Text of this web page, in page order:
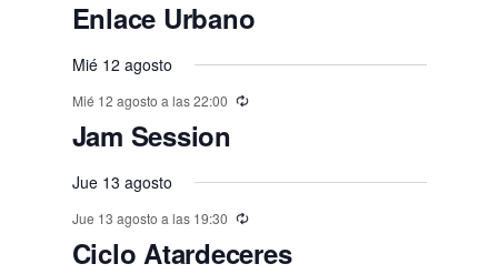
e
n
t
o
s
s
,
s
,
,
s
,
o
s
,
o
s
,
o
o
s
,
s
,
s
t
o
s
,
t
o
s
,
t
o
,
t
o
s
o
o
o
o
t
o
o
,
t
,
Enlace Urbano
Mié 12 agosto
Mié 12 agosto a las 22:00
Jam Session
Jue 13 agosto
Jue 13 agosto a las 19:30
Ciclo Atardeceres